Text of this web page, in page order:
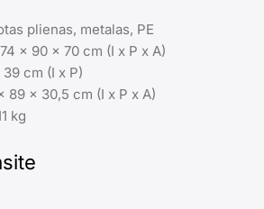
plienas, metalas, PE
x 90 x 70 cm (I x P x A)
39 cm (I x P)
89 x 30,5 cm (I x P x A)
kg